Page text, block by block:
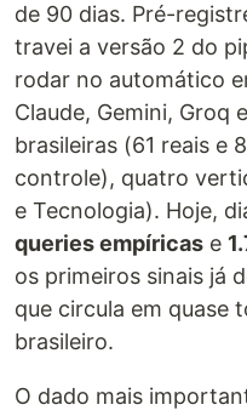
de 90 dias. Pré-
travei a versão 2 do
rodar no automático
Claude, Gemini, Groq
brasileiras (61 reais e
controle), quatro
e Tecnologia). Hoje,
queries empíricas e
os primeiros sinais já
que circula em quase
brasileiro.
O dado mais